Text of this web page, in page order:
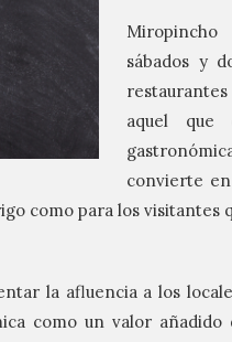
sábados y
aquel que
convierte
como para los visitantes
la afluencia a los
como un valor